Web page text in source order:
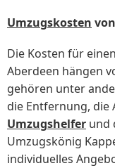
Umzugskosten
Die Kosten für
Aberdeen hängen
gehören unter
die Entfernung, die
Umzugshelfer und
Umzugskönig
individuelles